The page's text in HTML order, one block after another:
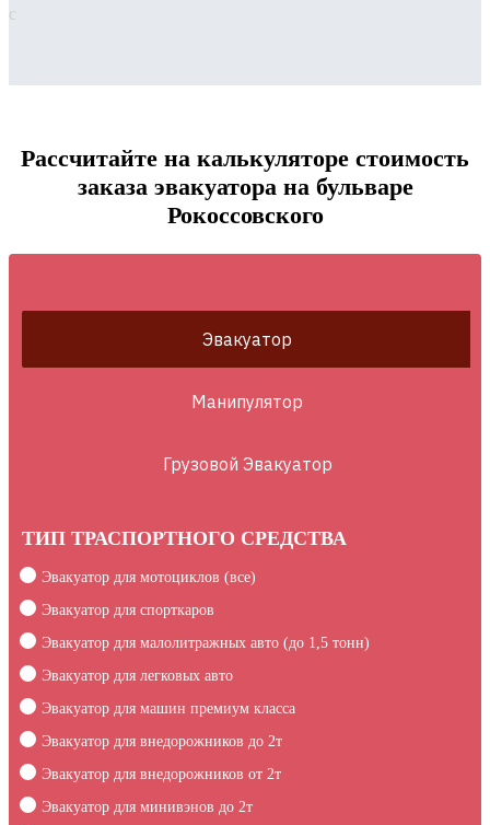
с
Рассчитайте на калькуляторе стоимость
заказа эвакуатора на бульваре
Рокоссовского
Эвакуатор
Манипулятор
Грузовой Эвакуатор
ТИП ТРАСПОРТНОГО СРЕДСТВА
Эвакуатор для мотоциклов (все)
Эвакуатор для спорткаров
Эвакуатор для малолитражных авто (до 1,5 тонн)
Эвакуатор для легковых авто
Эвакуатор для машин премиум класса
Эвакуатор для внедорожников до 2т
Эвакуатор для внедорожников от 2т
Эвакуатор для минивэнов до 2т